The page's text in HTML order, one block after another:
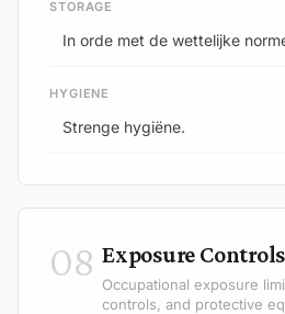
STORAGE
In orde met de wettelijke
HYGIENE
Strenge hygiëne.
08 Exposure
Occupational exposure
controls, and protective